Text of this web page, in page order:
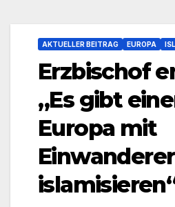
AKTUELLER BEITRAG EUROPA
Erzbischof
„Es gibt
Europa mit